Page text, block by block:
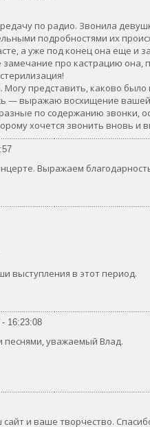
по радио. Звонила
подробностями их
а уже под конец она еще и
про кастрацию она,
Могу представить, каково было
— выражаю восхищение
по содержанию звонки,
хочется звонить вновь и
Выражаем
выступления в этот период.
16:23:08
песнями, уважаемый Влад.
и ваше творчество.